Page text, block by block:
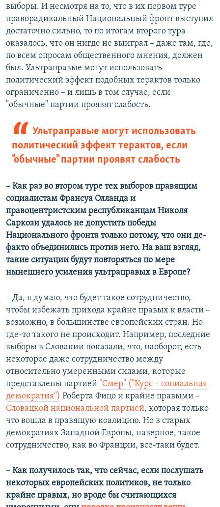
выборы. И несмотря на то, что в их первом туре
праворадикальный Национальный фронт выступил
достаточно сильно, то по итогам второго тура
оказалось, что он нигде не выиграл – даже там, где,
по всем опросам общественного мнения, должен
был. Ультраправые могут использовать
политический эффект подобных терактов только
ограниченно – и лишь в том случае, если
"обычные" партии проявят слабость.
Ультраправые могут использовать
политический эффект терактов, если
"обычные" партии проявят слабость
– Как раз во втором туре тех выборов правящим
социалистам Франсуа Олланда и
правоцентристским республиканцам Николя
Саркози удалось не допустить победы
Национального фронта только потому, что они де-
факто объединились против него. На ваш взгляд,
такие ситуации будут повторяться по мере
нынешнего усиления ультраправых в Европе?
– Да, я думаю, что будет такое сотрудничество,
чтобы избежать прихода крайне правых к власти –
возможно, в большинстве европейских стран. Но
где-то такого не происходит. Например, последние
выборы в Словакии показали, что, наоборот, есть
некоторое даже сотрудничество между
относительно умеренными силами, которые
представлены партией "Смер" ("Курс – социальная
демократия") Роберта Фицо и крайне правыми –
Словацкой национальной партией, которая только
что вошла в правящую коалицию. Но в старых
демократиях Западной Европы, наверное, такое
сотрудничество, как во Франции, все-таки будет.
– Как получилось так, что сейчас, если послушать
некоторых европейских политиков, не только
крайне правых, но вроде бы считающихся